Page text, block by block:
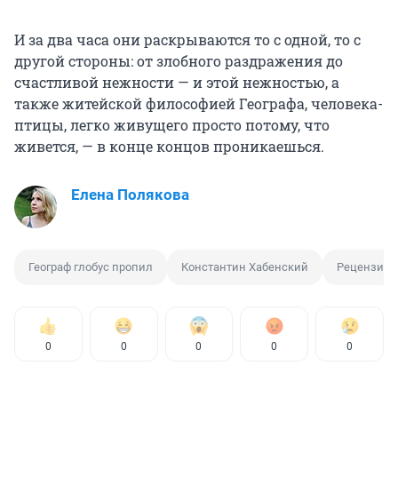
И за два часа они раскрываются то с одной, то с
другой стороны: от злобного раздражения до
счастливой нежности — и этой нежностью, а
также житейской философией Географа, человека-
птицы, легко живущего просто потому, что
живется, — в конце концов проникаешься.
Елена Полякова
Географ глобус пропил Константин Хабенский Рецензия
0 0 0 0 0